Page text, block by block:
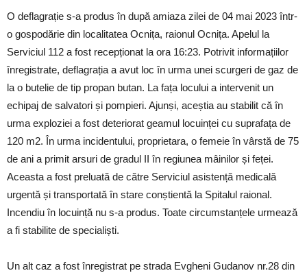
O deflagrație s-a produs în după amiaza zilei de 04 mai 2023 într-
o gospodărie din localitatea Ocnița, raionul Ocnița. Apelul la
Serviciul 112 a fost recepționat la ora 16:23. Potrivit informațiilor
înregistrate, deflagrația a avut loc în urma unei scurgeri de gaz de
la o butelie de tip propan butan. La fața locului a intervenit un
echipaj de salvatori și pompieri. Ajunși, aceștia au stabilit că în
urma exploziei a fost deteriorat geamul locuinței cu suprafața de
120 m2. În urma incidentului, proprietara, o femeie în vârstă de 75
de ani a primit arsuri de gradul II în regiunea mâinilor și feței.
Aceasta a fost preluată de către Serviciul asistență medicală
urgentă și transportată în stare conștientă la Spitalul raional.
Incendiu în locuință nu s-a produs. Toate circumstanțele urmează
a fi stabilite de specialiști.
Un alt caz a fost înregistrat pe strada Evgheni Gudanov nr.28 din